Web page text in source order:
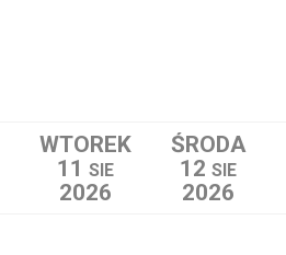
WTOREK
11 SIE
2026
ŚRODA
12 SIE
2026